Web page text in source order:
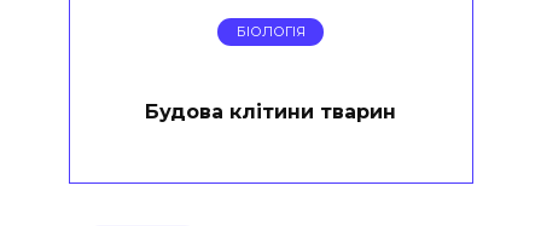
БІОЛОГІЯ
Будова клітини тварин